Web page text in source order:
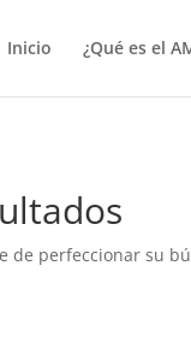
Inicio
¿Qué es el
de perfeccionar su